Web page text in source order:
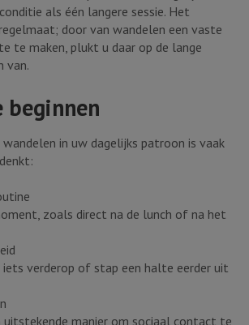
als één langere sessie. Het
door van wandelen een vaste
te maken, plukt u daar op de lange
van.
beginnen
in uw dagelijks patroon is vaak
zoals direct na de lunch of na het
iets verderop of stap een halte eerder uit
uitstekende manier om sociaal contact te